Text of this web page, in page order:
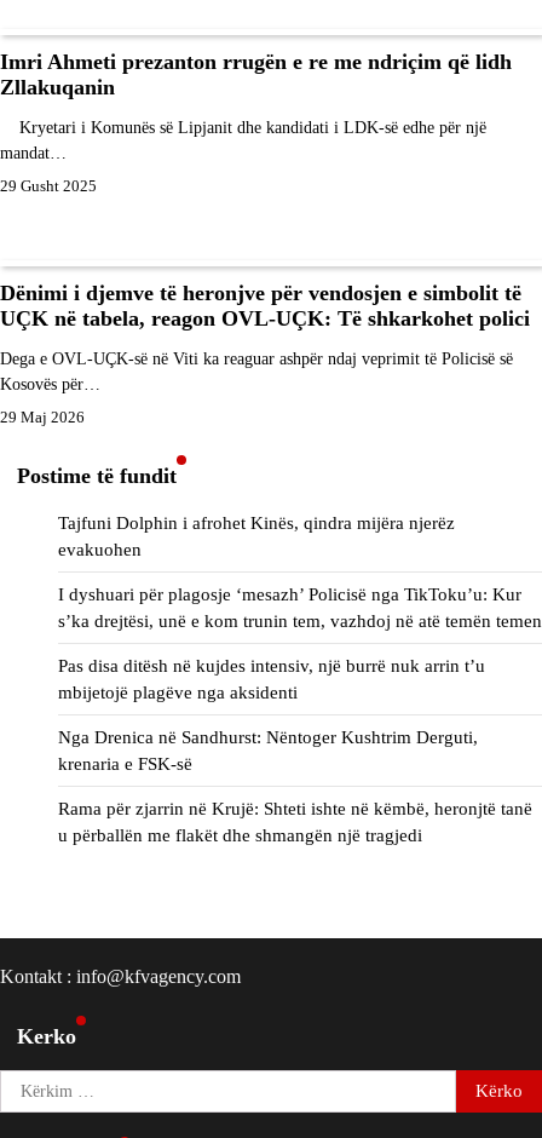
Imri Ahmeti prezanton rrugën e re me ndriçim që lidh
Zllakuqanin
Kryetari i Komunës së Lipjanit dhe kandidati i LDK-së edhe për një
mandat…
29 Gusht 2025
Dënimi i djemve të heronjve për vendosjen e simbolit të
UÇK në tabela, reagon OVL-UÇK: Të shkarkohet polici
Dega e OVL-UÇK-së në Viti ka reaguar ashpër ndaj veprimit të Policisë së
Kosovës për…
29 Maj 2026
Postime të fundit
Tajfuni Dolphin i afrohet Kinës, qindra mijëra njerëz
evakuohen
I dyshuari për plagosje ‘mesazh’ Policisë nga TikToku’u: Kur
s’ka drejtësi, unë e kom trunin tem, vazhdoj në atë temën temen
Pas disa ditësh në kujdes intensiv, një burrë nuk arrin t’u
mbijetojë plagëve nga aksidenti
Nga Drenica në Sandhurst: Nëntoger Kushtrim Derguti,
krenaria e FSK-së
Rama për zjarrin në Krujë: Shteti ishte në këmbë, heronjtë tanë
u përballën me flakët dhe shmangën një tragjedi
Kontakt : info@kfvagency.com
Kerko
Kërko
për: